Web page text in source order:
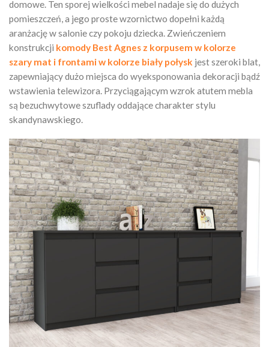
domowe. Ten sporej wielkości mebel nadaje się do dużych
pomieszczeń, a jego proste wzornictwo dopełni każdą
aranżację w salonie czy pokoju dziecka. Zwieńczeniem
konstrukcji komody Best Agnes z korpusem w kolorze
szary mat i frontami w kolorze biały połysk jest szeroki blat,
zapewniający dużo miejsca do wyeksponowania dekoracji bądź
wstawienia telewizora. Przyciągającym wzrok atutem mebla
są bezuchwytowe szuflady oddające charakter stylu
skandynawskiego.